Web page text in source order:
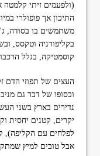
(ולפעמים זיתי קלמטה
התיכון אך פופולרי
משתמשים בו בסודה,
בקליפורניה וטקסס,
קוסמטיקה, בגלל
העצים של תפוזי הדם
ובסופו של דבר גם
נדירים בארץ בשני
יקרים, קטנים יחסית
לפלחים עם הקליפה),
אבל טובים למיץ